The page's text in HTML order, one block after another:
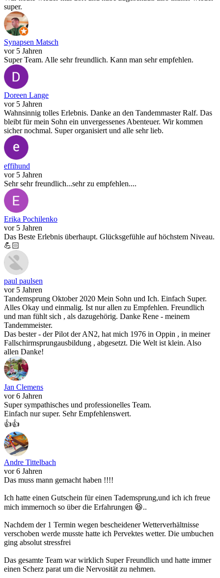
super.
Synapsen Matsch
vor 5 Jahren
Super Team. Alle sehr freundlich. Kann man sehr empfehlen.
Doreen Lange
vor 5 Jahren
Wahnsinnig tolles Erlebnis. Danke an den Tandemmaster Ralf. Das
bleibt für mein Sohn ein unvergessenes Abenteuer. Wir kommen
sicher nochmal. Super organisiert und alle sehr lieb.
effihund
vor 5 Jahren
Sehr sehr freundlich...sehr zu empfehlen....
Erika Pochilenko
vor 5 Jahren
Das Beste Erlebnis überhaupt. Glücksgefühle auf höchstem Niveau.
💪🏻
paul paulsen
vor 5 Jahren
Tandemsprung Oktober 2020 Mein Sohn und Ich. Einfach Super.
Alles Okay und einmalig. Ist nur allen zu Empfehlen. Freundlich
und man fühlt sich , als dazugehörig. Danke Rene - meinem
Tandemmeister.
Das bester - der Pilot der AN2, hat mich 1976 in Oppin , in meiner
Fallschirmsprungausbildung , abgesetzt. Die Welt ist klein. Also
allen Danke!
Jan Clemens
vor 6 Jahren
Super sympathisches und professionelles Team.
Einfach nur super. Sehr Empfehlenswert.
👍👍
Andre Tittelbach
vor 6 Jahren
Das muss mann gemacht haben !!!!
Ich hatte einen Gutschein für einen Tademsprung,und ich ich freue
mich immernoch so über die Erfahrungen 😆..
Nachdem der 1 Termin wegen bescheidener Wetterverhältnisse
verschoben werde musste hatte ich Pervektes wetter. Die umbuchen
ging absolut stressfrei
Das gesamte Team war wirklich Super Freundlich und hatte immer
einen Scherz parat um die Nervosität zu nehmen.